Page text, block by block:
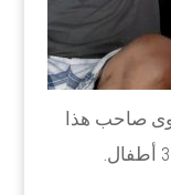
صاحب هذا